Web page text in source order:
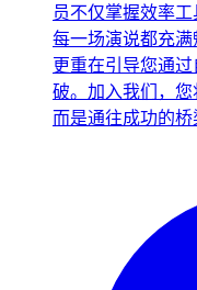
员不仅掌握效率
每一场演说都充满
更重在引导您通
破。加入我们，您
而是通往成功的桥